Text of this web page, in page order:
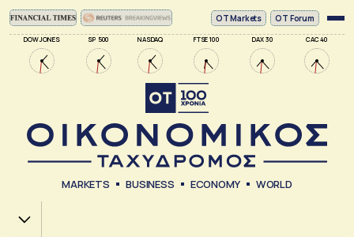
DOW JONES SP 500 NASDAQ FTSE 100 DAX 30 CAC 40
ΟΤ Markets OT Forum
MARKETS BUSINESS ECONOMY WORLD
Χ.Α.